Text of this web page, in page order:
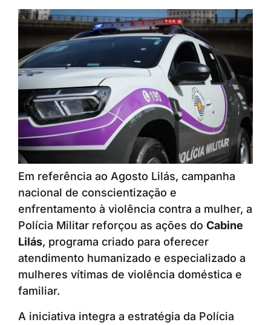
Em referência ao Agosto Lilás, campanha
nacional de conscientização e
enfrentamento à violência contra a mulher, a
Polícia Militar reforçou as ações do Cabine
Lilás, programa criado para oferecer
atendimento humanizado e especializado a
mulheres vítimas de violência doméstica e
familiar.
A iniciativa integra a estratégia da Polícia